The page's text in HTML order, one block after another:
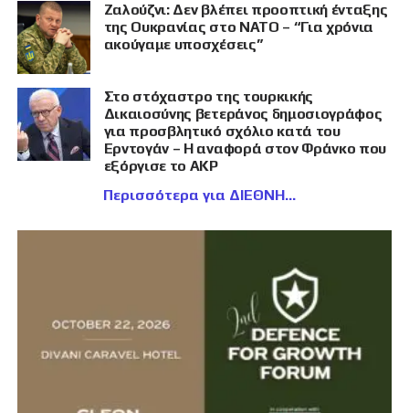
Ζαλούζνι: Δεν βλέπει προοπτική ένταξης
της Ουκρανίας στο ΝΑΤΟ – “Για χρόνια
ακούγαμε υποσχέσεις”
Στο στόχαστρο της τουρκικής
Δικαιοσύνης βετεράνος δημοσιογράφος
για προσβλητικό σχόλιο κατά του
Ερντογάν – Η αναφορά στον Φράνκο που
εξόργισε το AKP
Περισσότερα για ΔΙΕΘΝΗ